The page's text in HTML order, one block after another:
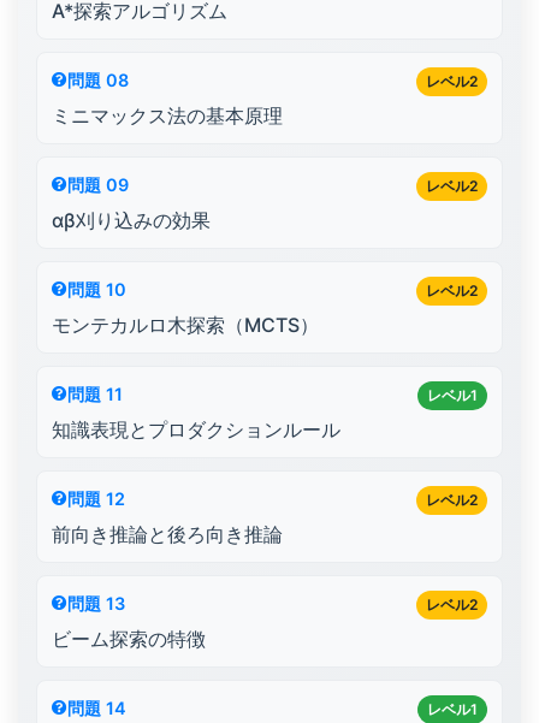
A*探索アルゴリズム
レベル2
問題 08
ミニマックス法の基本原理
レベル2
問題 09
αβ刈り込みの効果
レベル2
問題 10
モンテカルロ木探索（MCTS）
レベル1
問題 11
知識表現とプロダクションルール
レベル2
問題 12
前向き推論と後ろ向き推論
レベル2
問題 13
ビーム探索の特徴
レベル1
問題 14